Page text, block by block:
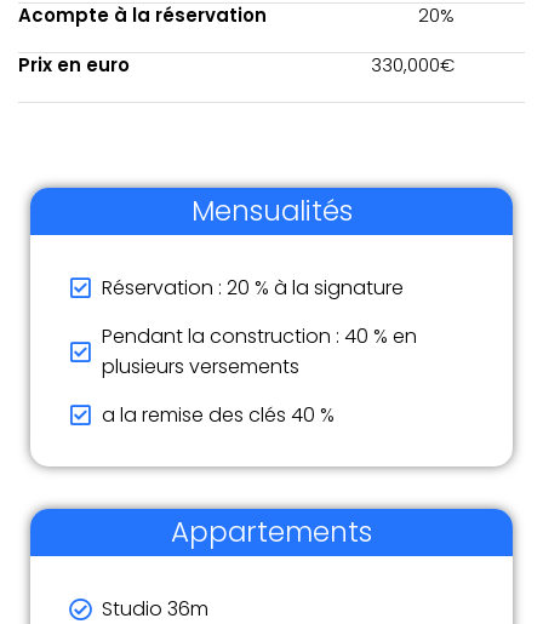
Acompte à la réservation
20%
Prix en euro
330,000€
Mensualités
Réservation : 20 % à la signature
Pendant la construction : 40 % en
plusieurs versements
a la remise des clés 40 %
Appartements
Studio 36m